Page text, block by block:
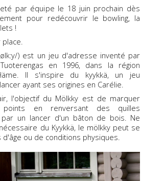
par équipe le 18 juin prochain dès
pour redécouvrir le bowling, la
!
) est un jeu d'adresse inventé par
en 1996, dans la région
Il s'inspire du kyykkä, un jeu
ayant ses origines en Carélie.
l'objectif du Mölkky est de marquer
points en renversant des quilles
un lancer d'un bâton de bois. Ne
du Kyykkä, le mölkky peut se
ou de conditions physiques.